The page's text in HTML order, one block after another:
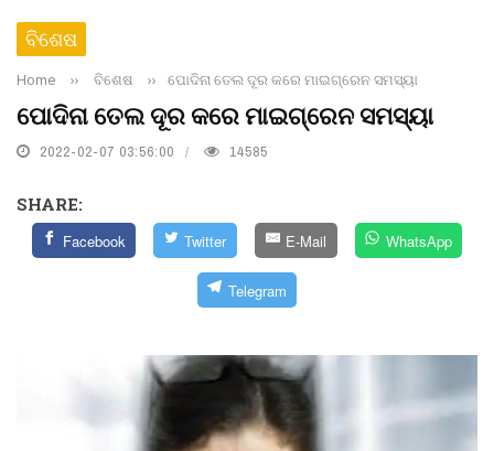
ବିଶେଷ
Home ›› ବିଶେଷ ›› ପୋଦିନା ତେଲ ଦୂର କରେ ମାଇଗ୍ରେନ ସମସ୍ୟା
ପୋଦିନା ତେଲ ଦୂର କରେ ମାଇଗ୍ରେନ ସମସ୍ୟା
2022-02-07 03:56:00 14585
SHARE:
Facebook Twitter E-Mail WhatsApp
Telegram